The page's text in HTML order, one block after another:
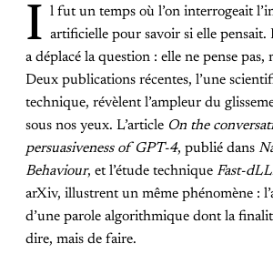
I l fut un temps où l’on interrogeait
artificielle pour savoir si elle pensait.
a déplacé la question : elle ne pense pas,
Deux publications récentes, l’une
technique, révèlent l’ampleur du
sous nos yeux. L’article On the
persuasiveness of GPT-4, publié dans
Behaviour, et l’étude technique Fast-
arXiv, illustrent un même phénomène :
d’une parole algorithmique dont la
dire, mais de faire.